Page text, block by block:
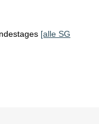
[alle SG